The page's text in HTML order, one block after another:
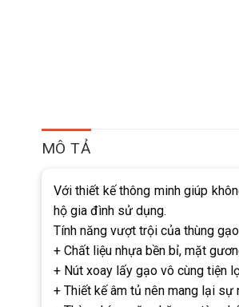
MÔ TẢ
Với thiết kế thông minh giúp
hộ gia đình sử dụng.
Tính năng vượt trội của thùng
+ Chất liệu nhựa bền bỉ, mặt
+ Nút xoay lấy gạo vô cùng tiện
+ Thiết kế âm tủ nên mang lại sự